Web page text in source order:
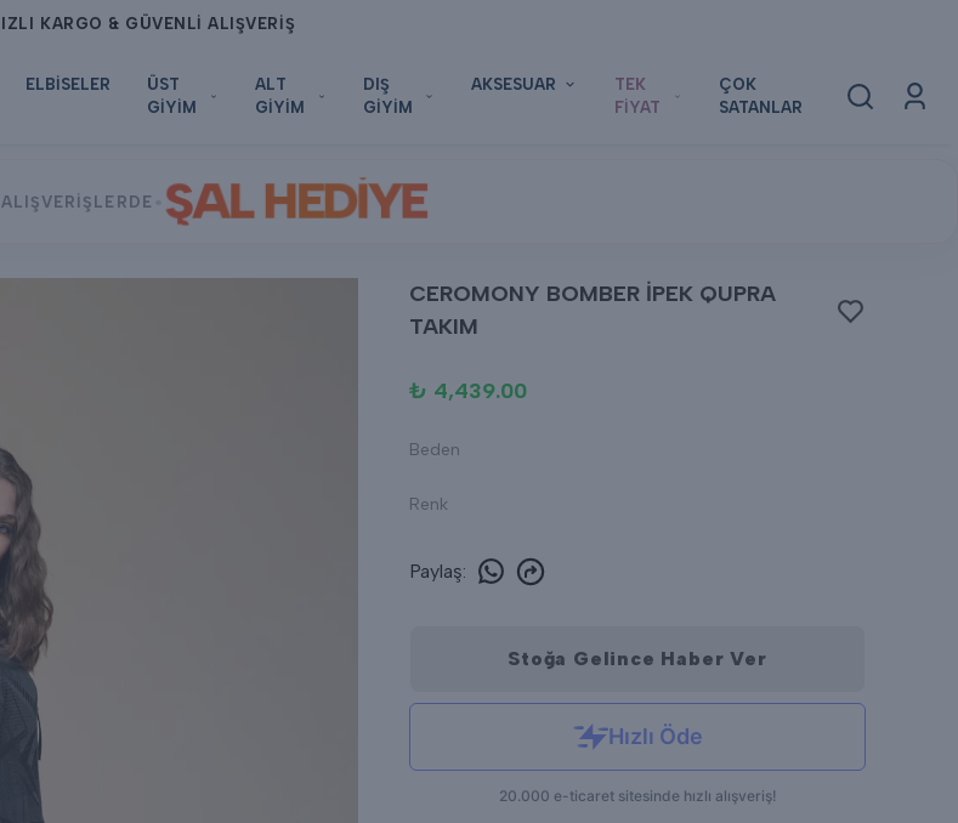
KARGO & GÜVENLİ ALIŞVERİŞ
ELBİSELER
ÜST
GİYİM
ALT
GİYİM
DIŞ
GİYİM
AKSESUAR
TEK
FİYAT
ÇOK
SATANLAR
ŞAL HEDİYE
CEROMONY BOMBER İPEK QUPRA
TAKIM
₺ 4,439.00
Beden
Renk
Paylaş:
Stoğa Gelince Haber Ver